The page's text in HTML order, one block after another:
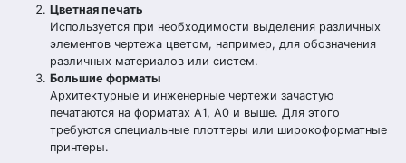
Цветная печать
Используется при необходимости выделения различных
элементов чертежа цветом, например, для обозначения
различных материалов или систем.
Большие форматы
Архитектурные и инженерные чертежи зачастую
печатаются на форматах А1, А0 и выше. Для этого
требуются специальные плоттеры или широкоформатные
принтеры.